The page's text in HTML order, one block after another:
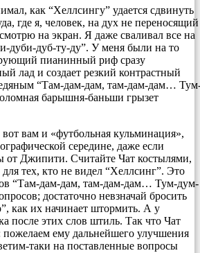
как “Хеллсингу” удается сдвинуть
где я, человек, на дух не переносящий
на экран. Я даже сваливал все на
дуби-дуб-ту-ду”. У меня были на то
пианинный риф сразу
лад и создает резкий контрастный
“Там-дам-дам, там-дам-дам…
барышня-баньши грызет
вам и «футбольная кульминация»,
середине, даже если
от Джипити. Считайте Чат костылями,
тех, кто не видел “Хеллсинг”. Это
“Там-дам-дам, там-дам-дам… Тум-дум-
достаточно невзначай бросить
как их начинает штормить. А у
после этих слов штиль. Так что Чат
пожелаем ему дальнейшего улучшения
таки на поставленные вопросы